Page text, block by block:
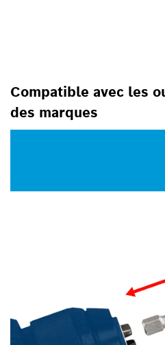
Compatible avec les
des marques